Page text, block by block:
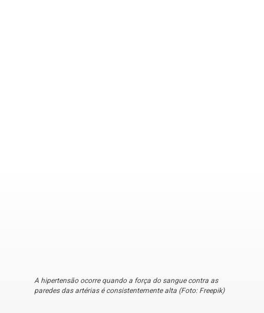
A hipertensão ocorre quando a força do sangue contra as
paredes das artérias é consistentemente alta (Foto: Freepik)